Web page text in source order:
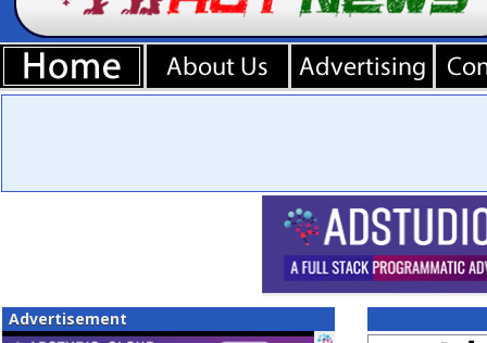
Advertisement